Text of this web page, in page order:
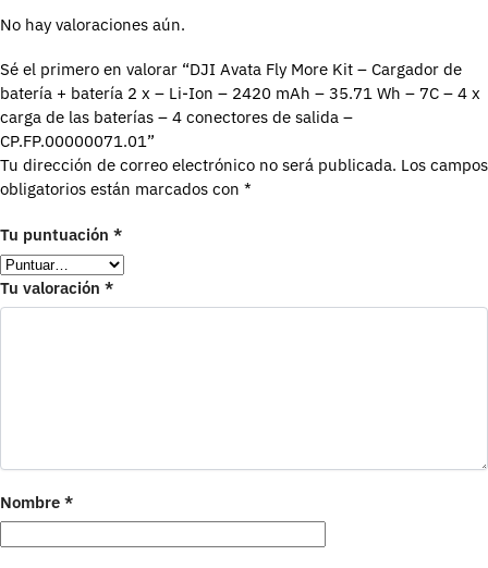
No hay valoraciones aún.
Sé el primero en valorar “DJI Avata Fly More Kit – Cargador de
batería + batería 2 x – Li-Ion – 2420 mAh – 35.71 Wh – 7C – 4 x
carga de las baterías – 4 conectores de salida –
CP.FP.00000071.01”
Tu dirección de correo electrónico no será publicada. Los campos
obligatorios están marcados con *
Tu puntuación *
Tu valoración *
Nombre *